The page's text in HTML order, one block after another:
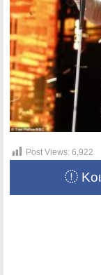
Post Views: 6,922